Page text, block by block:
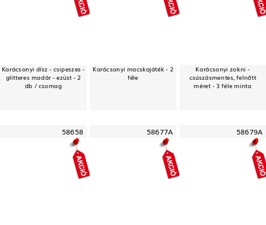
Karácsonyi dísz - csipeszes -
glitteres madár - ezüst - 2
db / csomag
Karácsonyi macskajáték - 2
féle
Karácsonyi zokni -
csúszásmentes, felnőtt
méret - 3 féle minta
58658 58677A 58679A